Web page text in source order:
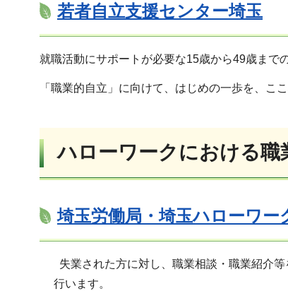
若者自立支援センター埼玉
就職活動にサポートが必要な15歳から49歳まで
「職業的自立」に向けて、はじめの一歩を、こ
ハローワークにおける職
埼玉労働局・埼玉ハローワー
失業された方に対し、職業相談・職業紹介等
行います。